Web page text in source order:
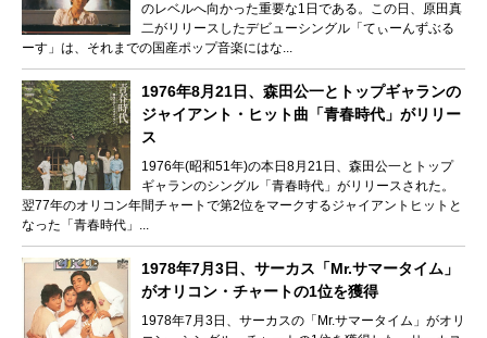
のレベルへ向かった重要な1日である。この日、原田真
二がリリースしたデビューシングル「てぃーんずぶる
ーす」は、それまでの国産ポップ音楽にはな...
1976年8月21日、森田公一とトップギャランの
ジャイアント・ヒット曲「青春時代」がリリー
ス
1976年(昭和51年)の本日8月21日、森田公一とトップ
ギャランのシングル「青春時代」がリリースされた。
翌77年のオリコン年間チャートで第2位をマークするジャイアントヒットと
なった「青春時代」...
1978年7月3日、サーカス「Mr.サマータイム」
がオリコン・チャートの1位を獲得
1978年7月3日、サーカスの「Mr.サマータイム」がオリ